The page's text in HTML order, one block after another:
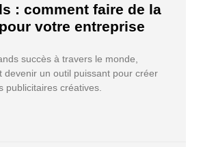
: comment faire de la
votre entreprise
succès à travers le monde,
devenir un outil puissant pour créer
publicitaires créatives.